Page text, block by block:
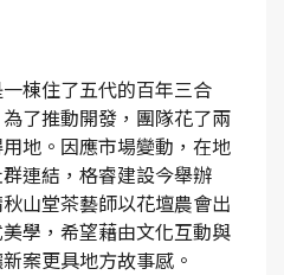
棟住了五代的百年三合
了推動開發，團隊花了兩
地。因應市場變動，在地
連結，格睿建設今舉辦
山堂茶藝師以花壇農會出
學，希望藉由文化互動與
案更具地方故事感。